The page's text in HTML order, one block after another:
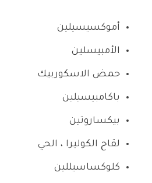
أموكسيسيلين
الأمبيسلين
حمض الاسكوربيك
باكامبيسيلين
بيكساروتين
لقاح الكوليرا ، الحي
كلوكساسيللين